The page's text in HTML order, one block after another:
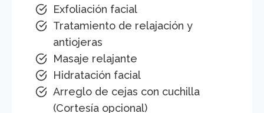
Exfoliación facial
Tratamiento de relajación y
antiojeras
Masaje relajante
Hidratación facial
Arreglo de cejas con cuchilla
(Cortesía opcional)